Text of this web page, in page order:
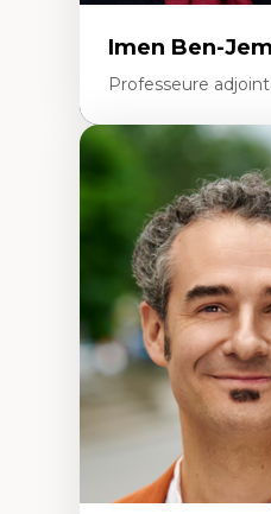
Imen Ben-
Professeure
Discours sur la ville
Mosquées, formes
Reconnaissance et
communautés
urbain
Design
Patrimoine et
Études
savoirs